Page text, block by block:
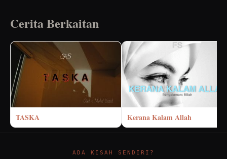
Cerita Berkaitan
TASKA Kerana Kalam Allah
ADA KISAH SENDIRI?